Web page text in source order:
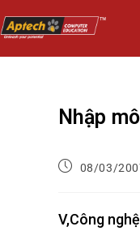
Nhập
08/03/
V,Công